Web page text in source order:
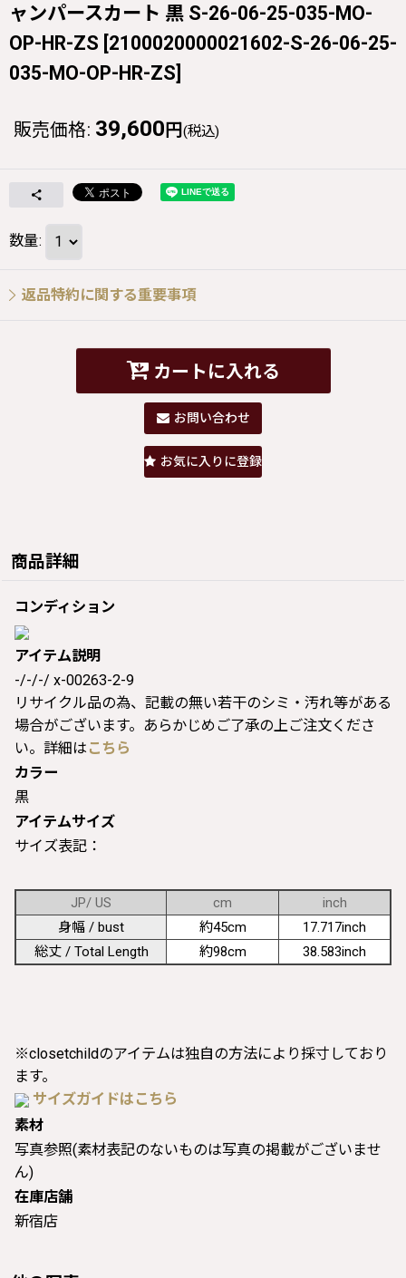
ャンパースカート 黒 S-26-06-25-035-MO-
OP-HR-ZS [2100020000021602-S-26-06-25-
035-MO-OP-HR-ZS]
販売価格: 39,600 円 (税込)
数量:
返品特約に関する重要事項
カートに入れる
お問い合わせ
お気に入りに登録
商品詳細
コンディション
アイテム説明
-/-/-/ x-00263-2-9
リサイクル品の為、記載の無い若干のシミ・汚れ等がある
場合がございます。あらかじめご了承の上ご注文くださ
い。詳細は こちら
カラー
黒
アイテムサイズ
サイズ表記：
JP/ US cm
inch
身幅 / bust
約45cm
17.717inch
総丈 / Total Length
約98cm 38.583inch
※closetchildのアイテムは独自の方法により採寸しており
ます。
サイズガイドはこちら
素材
写真参照(素材表記のないものは写真の掲載がございませ
ん)
在庫店舗
新宿店